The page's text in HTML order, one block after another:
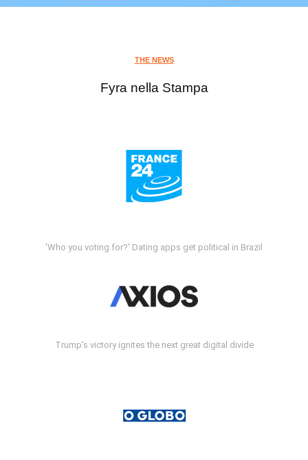
THE NEWS
Fyra nella Stampa
'Who you voting for?' Dating apps get political in Brazil
Trump's victory ignites the next great digital divide